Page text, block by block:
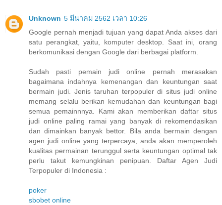
Unknown 5 มีนาคม 2562 เวลา 10:26
Google pernah menjadi tujuan yang dapat Anda akses dari
satu perangkat, yaitu, komputer desktop. Saat ini, orang
berkomunikasi dengan Google dari berbagai platform.
Sudah pasti pemain judi online pernah merasakan
bagaimana indahnya kemenangan dan keuntungan saat
bermain judi. Jenis taruhan terpopuler di situs judi online
memang selalu berikan kemudahan dan keuntungan bagi
semua pemainnnya. Kami akan memberikan daftar situs
judi online paling ramai yang banyak di rekomendasikan
dan dimainkan banyak bettor. Bila anda bermain dengan
agen judi online yang terpercaya, anda akan memperoleh
kualitas permainan terunggul serta keuntungan optimal tak
perlu takut kemungkinan penipuan. Daftar Agen Judi
Terpopuler di Indonesia :
poker
sbobet online